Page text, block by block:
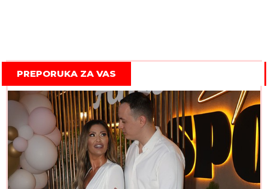
PREPORUKA ZA VAS